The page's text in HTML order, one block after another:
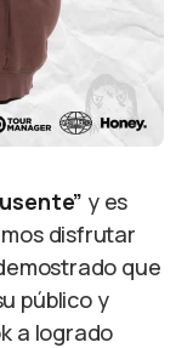
y es
disfrutar
que
público y
a logrado